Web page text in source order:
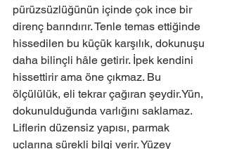
pürüzsüzlüğünün içinde çok ince bir
direnç barındırır. Tenle temas ettiğinde
hissedilen bu küçük karşılık, dokunuşu
daha bilinçli hâle getirir. İpek kendini
hissettirir ama öne çıkmaz. Bu
ölçülülük, eli tekrar çağıran şeydir.Yün,
dokunulduğunda varlığını saklamaz.
Liflerin düzensiz yapısı, parmak
uçlarına sürekli bilgi verir. Yüzey